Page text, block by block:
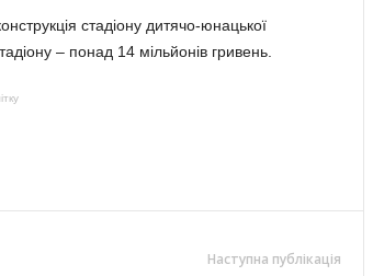
стадіону дитячо-юнацької
– понад 14 мільйонів гривень.
Наступна публікація